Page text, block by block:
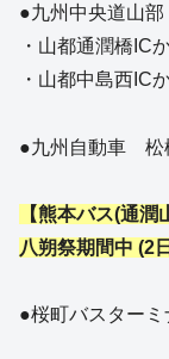
●九州中央道山
・山都通潤橋IC
・山都中島西IC
●九州自動車 松
【熊本バス(通潤
八朔祭期間中 (2
●桜町バスター